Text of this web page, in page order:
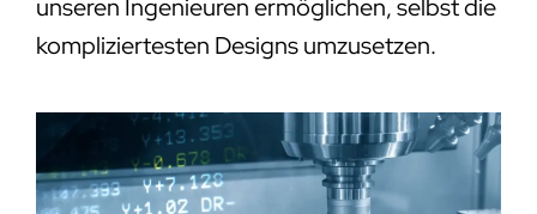
unseren Ingenieuren ermöglichen, selbst die
kompliziertesten Designs umzusetzen.